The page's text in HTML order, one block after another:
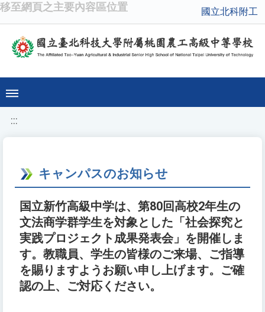
移至網頁之主要內容區位置 國立北科附工
:::
キャンパスのお知らせ
国立新竹高級中学は、第80回高校2年生の
文法商学群学生を対象とした「社会探究と
実践プロジェクト成果発表会」を開催しま
す。教職員、学生の皆様のご来場、ご指導
を賜りますようお願い申し上げます。ご確
認の上、ご対応ください。